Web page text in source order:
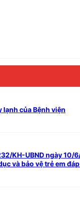
lạnh của Bệnh viện
KH-UBND ngày
và bảo vệ trẻ em